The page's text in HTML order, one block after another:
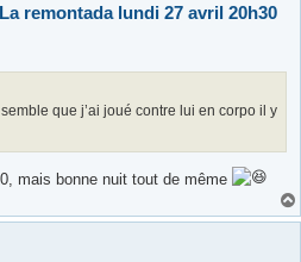
remontada lundi 27 avril 20h30
que j’ai joué contre lui en corpo il y
mais bonne nuit tout de même